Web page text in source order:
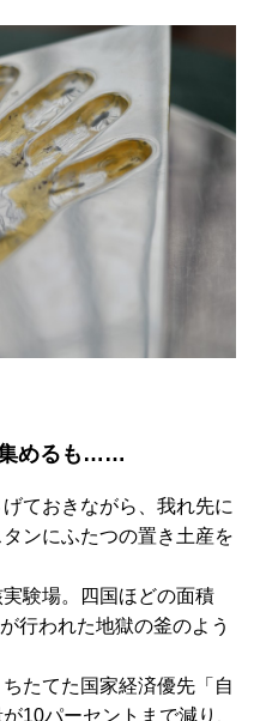
集めるも……
ておきながら、我れ先に
ンにふたつの置き土産を
験場。四国ほどの面積
行われた地獄の釜のよう
たてた国家経済優先「自
10パーセントまで減り、